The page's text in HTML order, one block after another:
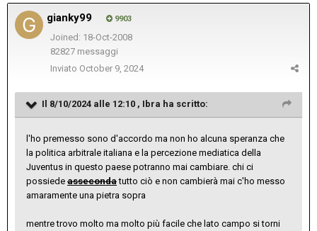
gianky99 9903
Joined: 18-Oct-2008
82827 messaggi
Inviato October 9, 2024
Il 8/10/2024 alle 12:10 , Ibra ha scritto:
l'ho premesso sono d'accordo ma non ho alcuna speranza che
la politica arbitrale italiana e la percezione mediatica della
Juventus in questo paese potranno mai cambiare. chi ci
possiede assecondatutto ciò e non cambierà mai c'ho messo
amaramente una pietra sopra
mentre trovo molto ma molto più facile che lato campo si torni